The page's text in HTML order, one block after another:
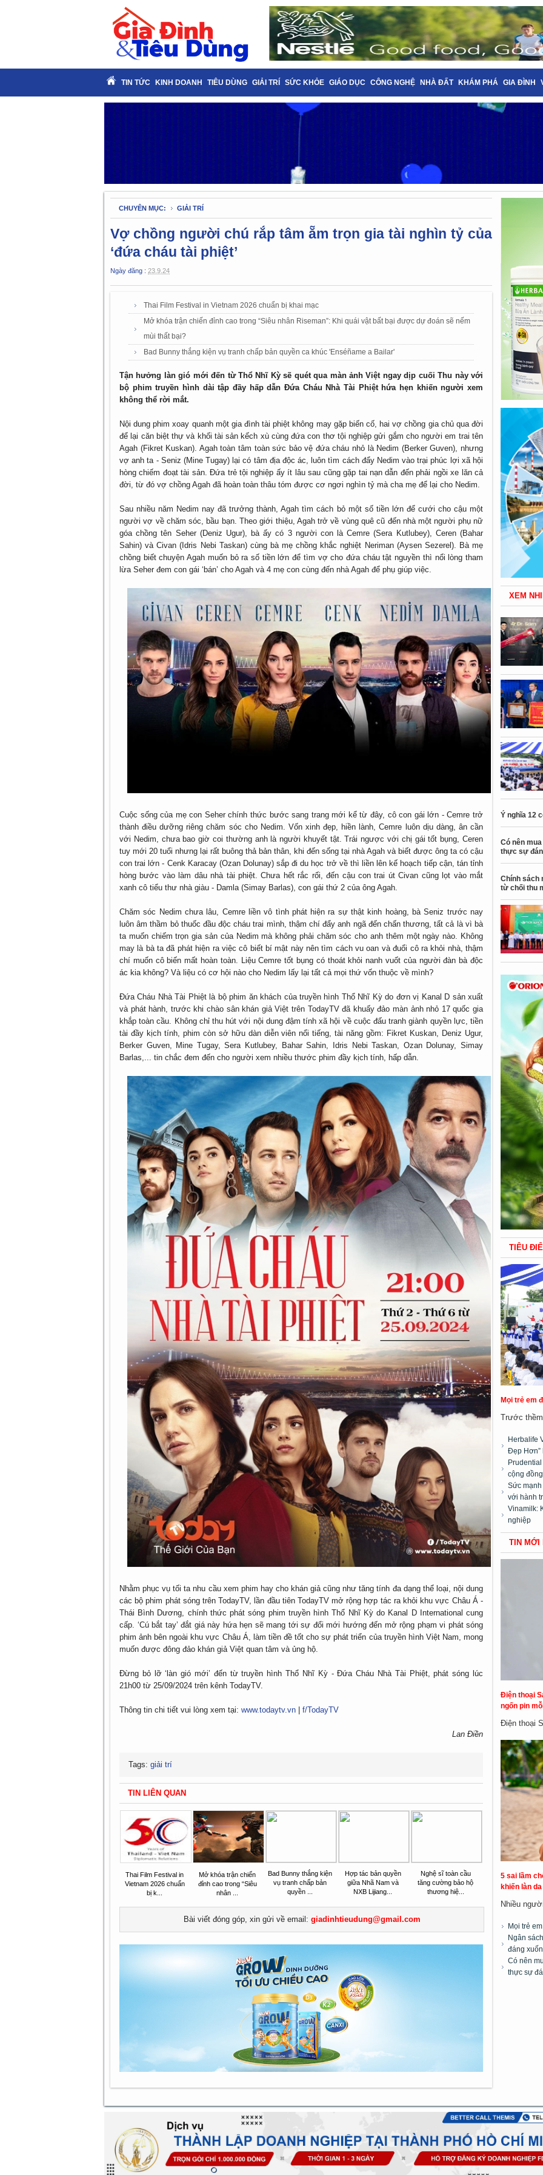
TIN TỨC KINH DOANH TIÊU DÙNG GIẢI TRÍ SỨC KHỎE GIÁO DỤC CÔNG NGHỆ NHÀ ĐẤT KHÁM PHÁ GIA ĐÌNH
CHUYÊN MỤC: GIẢI TRÍ
Vợ chồng người chú rắp tâm ẵm trọn gia tài nghìn tỷ của
‘đứa cháu tài phiệt’
Ngày đăng : 23.9.24
Thai Film Festival in Vietnam 2026 chuẩn bị khai mạc
Mở khóa trận chiến đỉnh cao trong “Siêu nhân Riseman”: Khi quái vật bất bại được dự đoán sẽ nếm
mùi thất bại?
Bad Bunny thắng kiện vụ tranh chấp bản quyền ca khúc 'Enséñame a Bailar'
Tận hưởng làn gió mới đến từ Thổ Nhĩ Kỳ sẽ quét qua màn ảnh Việt ngay dịp cuối Thu này với
bộ phim truyền hình dài tập đầy hấp dẫn Đứa Cháu Nhà Tài Phiệt hứa hẹn khiến người xem
không thể rời mắt.
Nội dung phim xoay quanh một gia đình tài phiệt không may gặp biến cố, hai vợ chồng gia chủ qua đời
để lại căn biệt thự và khối tài sản kếch xù cùng đứa con thơ tội nghiệp gửi gắm cho người em trai tên
Agah (Fikret Kuskan). Agah toàn tâm toàn sức bảo vệ đứa cháu nhỏ là Nedim (Berker Guven), nhưng
vợ anh ta - Seniz (Mine Tugay) lại có tâm địa độc ác, luôn tìm cách đẩy Nedim vào trại phúc lợi xã hội
hòng chiếm đoạt tài sản. Đứa trẻ tội nghiệp ấy ít lâu sau cũng gặp tai nạn dẫn đến phải ngồi xe lăn cả
đời, từ đó vợ chồng Agah đã hoàn toàn thâu tóm được cơ ngơi nghìn tỷ mà cha mẹ để lại cho Nedim.
Sau nhiều năm Nedim nay đã trưởng thành, Agah tìm cách bỏ một số tiền lớn để cưới cho cậu một
người vợ về chăm sóc, bầu bạn. Theo giới thiệu, Agah trở về vùng quê cũ đến nhà một người phụ nữ
góa chồng tên Seher (Deniz Ugur), bà ấy có 3 người con là Cemre (Sera Kutlubey), Ceren (Bahar
Sahin) và Civan (Idris Nebi Taskan) cùng bà mẹ chồng khắc nghiệt Neriman (Aysen Sezerel). Bà mẹ
chồng biết chuyện Agah muốn bỏ ra số tiền lớn để tìm vợ cho đứa cháu tật nguyền thì nổi lòng tham
lừa Seher đem con gái ‘bán’ cho Agah và 4 mẹ con cùng đến nhà Agah để phụ giúp việc.
Cuộc sống của mẹ con Seher chính thức bước sang trang mới kể từ đây, cô con gái lớn - Cemre trở
thành điều dưỡng riêng chăm sóc cho Nedim. Vốn xinh đẹp, hiền lành, Cemre luôn dịu dàng, ân cần
với Nedim, chưa bao giờ coi thường anh là người khuyết tật. Trái ngược với chị gái tốt bụng, Ceren
tuy mới 20 tuổi nhưng lại rất buông thả bản thân, khi đến sống tại nhà Agah và biết được ông ta có cậu
con trai lớn - Cenk Karacay (Ozan Dolunay) sắp đi du học trở về thì liền lên kế hoạch tiếp cận, tán tỉnh
hòng bước vào làm dâu nhà tài phiệt. Chưa hết rắc rối, đến cậu con trai út Civan cũng lọt vào mắt
xanh cô tiểu thư nhà giàu - Damla (Simay Barlas), con gái thứ 2 của ông Agah.
Chăm sóc Nedim chưa lâu, Cemre liền vô tình phát hiện ra sự thật kinh hoàng, bà Seniz trước nay
luôn âm thầm bỏ thuốc đầu độc cháu trai mình, thậm chí đẩy anh ngã đến chấn thương, tất cả là vì bà
ta muốn chiếm trọn gia sản của Nedim mà không phải chăm sóc cho anh thêm một ngày nào. Không
may là bà ta đã phát hiện ra việc cô biết bí mật này nên tìm cách vu oan và đuổi cô ra khỏi nhà, thậm
chí muốn cô biến mất hoàn toàn. Liệu Cemre tốt bụng có thoát khỏi nanh vuốt của người đàn bà độc
ác kia không? Và liệu có cơ hội nào cho Nedim lấy lại tất cả mọi thứ vốn thuộc về mình?
Đứa Cháu Nhà Tài Phiệt là bộ phim ăn khách của truyền hình Thổ Nhĩ Kỳ do đơn vị Kanal D sản xuất
và phát hành, trước khi chào sân khán giả Việt trên TodayTV đã khuấy đảo màn ảnh nhỏ 17 quốc gia
khắp toàn cầu. Không chỉ thu hút với nội dung đậm tính xã hội về cuộc đấu tranh giành quyền lực, tiền
tài đầy kịch tính, phim còn sở hữu dàn diễn viên nổi tiếng, tài năng gồm: Fikret Kuskan, Deniz Ugur,
Berker Guven, Mine Tugay, Sera Kutlubey, Bahar Sahin, Idris Nebi Taskan, Ozan Dolunay, Simay
Barlas,... tin chắc đem đến cho người xem nhiều thước phim đầy kịch tính, hấp dẫn.
Nhằm phục vụ tối ta nhu cầu xem phim hay cho khán giả cũng như tăng tính đa dạng thể loại, nội dung
các bộ phim phát sóng trên TodayTV, lần đầu tiên TodayTV mở rộng hợp tác ra khỏi khu vực Châu Á -
Thái Bình Dương, chính thức phát sóng phim truyền hình Thổ Nhĩ Kỳ do Kanal D International cung
cấp. ‘Cú bắt tay’ đắt giá này hứa hẹn sẽ mang tới sự đổi mới hướng đến mở rộng phạm vi phát sóng
phim ảnh bên ngoài khu vực Châu Á, làm tiền đề tốt cho sự phát triển của truyền hình Việt Nam, mong
muốn được đông đảo khán giả Việt quan tâm và ủng hộ.
Đừng bỏ lỡ ‘làn gió mới’ đến từ truyền hình Thổ Nhĩ Kỳ - Đứa Cháu Nhà Tài Phiệt, phát sóng lúc
21h00 từ 25/09/2024 trên kênh TodayTV.
Thông tin chi tiết vui lòng xem tại: www.todaytv.vn f/TodayTV
Lan Điền
Tags: giải trí
TIN LIÊN QUAN
Thai Film Festival in
Vietnam 2026 chuẩn
bị k...
Mở khóa trận chiến
đỉnh cao trong “Siêu
nhân ...
Bad Bunny thắng kiện
vụ tranh chấp bản
quyền ...
Hợp tác bản quyền
giữa Nhã Nam và
NXB Lijiang...
Nghệ sĩ toàn cầu
tăng cường bảo hộ
thương hiệ...
Bài viết đóng góp, xin gửi về email: giadinhtieudung@gmail.com
XEM
Ý nghĩa 12
Có nên
thực sự
Chính sách
từ chối thu
TIÊU
Mọi trẻ em
Trước
Herbalife
Đẹp Hơn”
cộng
Sức
với hành
Vinamilk:
nghiệp
TIN MỚI
Điện thoại
ngốn pin
Điện thoại
5 sai lầm
khiến làn
Nhiều
Mọi trẻ
Ngân
đáng
Có nên
thực sự